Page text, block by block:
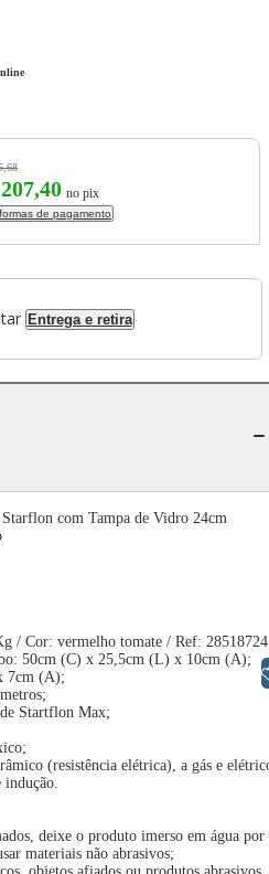
207,40 no pix
de pagamento
Entrega e retira
com Tampa de Vidro 24cm
/ Cor: vermelho tomate / Ref:
50cm (C) x 25,5cm (L) x 10cm (A);
7cm (A);
Startflon Max;
(resistência elétrica), a gás e
indução.
deixe o produto imerso em água por
materiais não abrasivos;
Libras